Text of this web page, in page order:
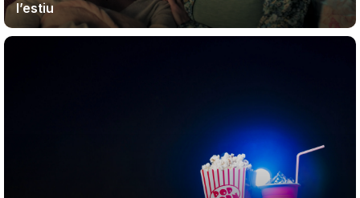
l’estiu